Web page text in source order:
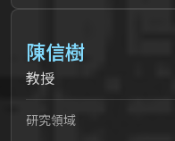
陳信樹
教授
研究領域